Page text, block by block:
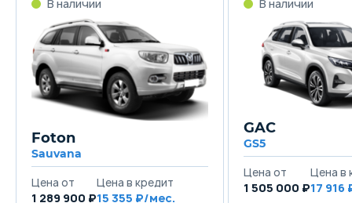
Foton
Sauvana
1 289 900 ₽15 355
GAC
GS5
1 505 000 ₽17 916